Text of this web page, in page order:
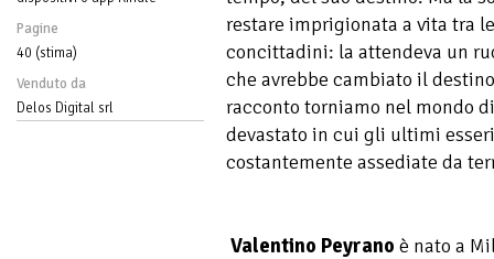
Pagine
40 (stima)
Venduto da
Delos Digital srl
restare imprigionata a vita tra
concittadini: la attendeva un
che avrebbe cambiato il
racconto torniamo nel mondo
devastato in cui gli ultimi
costantemente assediate da
Valentino Peyrano è nato a